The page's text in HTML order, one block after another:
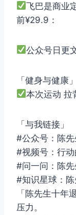
飞巴是商业
前¥29.9：
公众号日更
「健身与健康」
本次运动 拉
「与我链接」
#公众号：陈
#视频号：行动
#问一问：陈
#知识星球：
「陈先生十年
压力。